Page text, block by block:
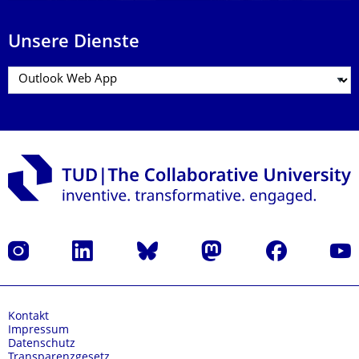
Unsere Dienste
Instagram LinkedIn Bluesky Mastodon Facebook
Kontakt
Impressum
Datenschutz